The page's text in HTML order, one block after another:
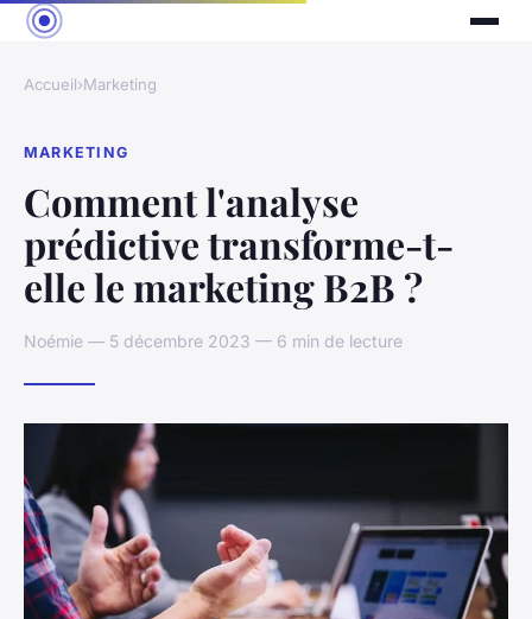
Accueil›Marketing
MARKETING
Comment l'analyse
prédictive transforme-t-
elle le marketing B2B ?
Noémie — 5 décembre 2023 — 6 min de lecture